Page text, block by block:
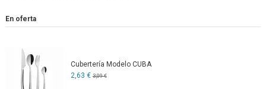
En oferta
Cubertería Modelo CUBA
2,63 € 3,09 €